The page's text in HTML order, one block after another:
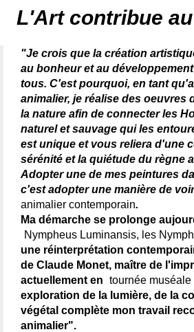
L'ARTISTE.
CONTACT
0
L'Art contribue
"Je crois que la création
au bonheur et au
tous. C'est pourquoi, en tant
animalier, je réalise des oeuvres
la nature afin de connecter les
naturel et sauvage qui les
est unique et vous reliera d'une
sérénité et la quiétude du règne
Adopter une de mes peintures
c'est adopter une manière de
animalier contemporain.
Ma démarche se prolonge
Nympheus Luminansis, les
une réinterprétation
de Claude Monet, maître de
actuellement en tournée
exploration de la lumière, de la
végétal complète mon travail
animalier".